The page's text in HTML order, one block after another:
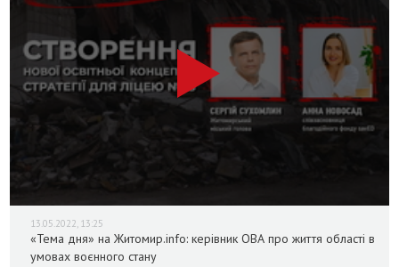
13.05.2022, 13:25
«Тема дня» на Житомир.info: керівник ОВА про життя області в
умовах воєнного стану